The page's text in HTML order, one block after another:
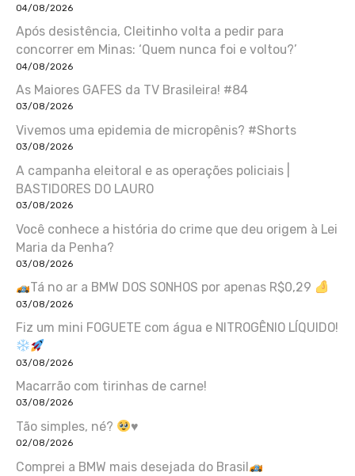
04/08/2026
Após desistência, Cleitinho volta a pedir para
concorrer em Minas: ‘Quem nunca foi e voltou?’
04/08/2026
As Maiores GAFES da TV Brasileira! #84
03/08/2026
Vivemos uma epidemia de micropênis? #Shorts
03/08/2026
A campanha eleitoral e as operações policiais |
BASTIDORES DO LAURO
03/08/2026
Você conhece a história do crime que deu origem à Lei
Maria da Penha?
03/08/2026
Tá no ar a BMW DOS SONHOS por apenas R$0,29
03/08/2026
Fiz um mini FOGUETE com água e NITROGÊNIO LÍQUIDO!
03/08/2026
Macarrão com tirinhas de carne!
03/08/2026
Tão simples, né? ♥️
02/08/2026
Comprei a BMW mais desejada do Brasil